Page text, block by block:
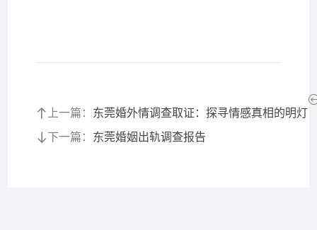
上一篇： 东莞婚外情调查取证：探寻情感真相的明灯
下一篇： 东莞婚姻出轨调查报告